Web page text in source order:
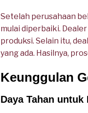
Setelah perusahaan
mulai diperbaiki.
produksi. Selain itu,
yang ada. Hasilnya,
Keunggulan
Daya Tahan